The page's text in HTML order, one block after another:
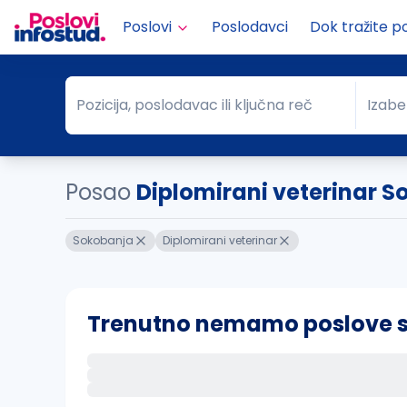
Poslovi Poslodavci Dok tražite
Pozicija, poslodavac ili ključna reč
Pozicija, poslodavac ili ključna reč Grad
Posao Diplomirani veterinar
Sokobanja Diplomirani veterinar
Trenutno nemamo poslove